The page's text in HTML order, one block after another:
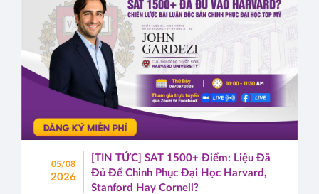
05/08
2026
[TIN TỨC] SAT 1500+ Điểm: Liệu Đã
Đủ Để Chinh Phục Đại Học Harvard,
Stanford Hay Cornell?